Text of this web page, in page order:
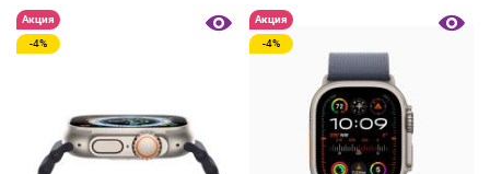
Акция
-4%
Акция
-4%